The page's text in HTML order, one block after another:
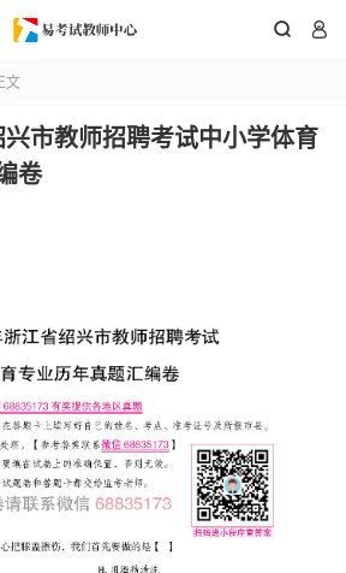
 
文
市教师招聘考试中小学体育
卷